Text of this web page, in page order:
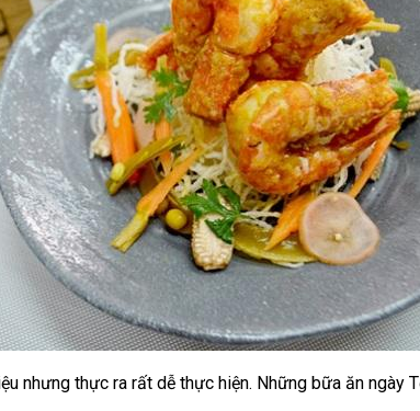
nhưng thực ra rất dễ thực hiện. Những bữa ăn ngày